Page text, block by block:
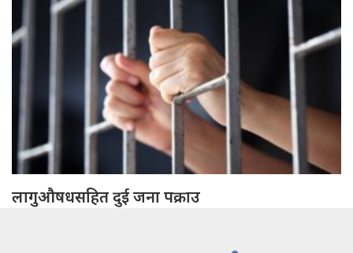
लागुऔषधसहित दुई जना पक्राउ